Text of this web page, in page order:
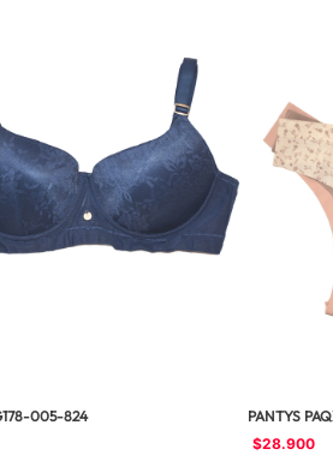
005-824
PANTYS
$28.900